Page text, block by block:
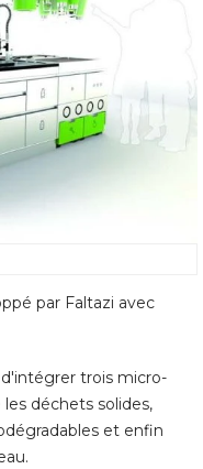
par Faltazi avec
trois micro-
déchets solides,
et enfin